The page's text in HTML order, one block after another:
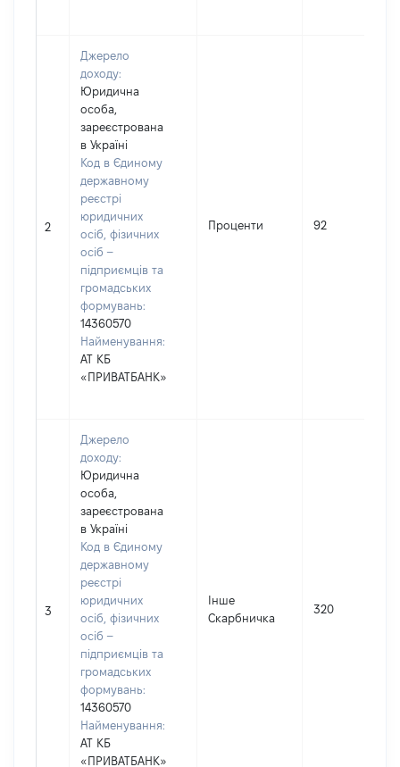
2
Джерело
доходу:
Юридична
особа,
зареєстрована
в Україні
Код в Єдиному
державному
реєстрі
юридичних
осіб, фізичних
осіб –
підприємців та
громадських
формувань:
14360570
Найменування:
АТ КБ
«ПРИВАТБАНК»
Проценти 92
3
Джерело
доходу:
Юридична
особа,
зареєстрована
в Україні
Код в Єдиному
державному
реєстрі
юридичних
осіб, фізичних
осіб –
підприємців та
громадських
формувань:
14360570
Найменування:
АТ КБ
«ПРИВАТБАНК»
Інше
Скарбничка
320